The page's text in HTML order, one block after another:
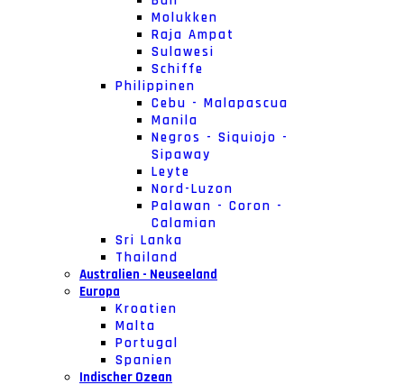
Molukken
Raja Ampat
Sulawesi
Schiffe
Philippinen
Cebu - Malapascua
Manila
Negros - Siquiojo -
Sipaway
Leyte
Nord-Luzon
Palawan - Coron -
Calamian
Sri Lanka
Thailand
Australien - Neuseeland
Europa
Kroatien
Malta
Portugal
Spanien
Indischer Ozean